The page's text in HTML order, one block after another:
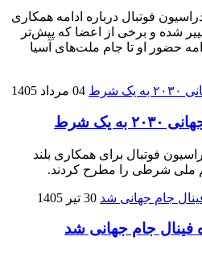
فوتبال درباره ادامه همکاری
شده و برخی از اعضا که پیش‌تر
حضور او تا جام ملت‌های آسیا
04 مرداد 1405
یک شرط
فوتبال برای همکاری بلند
ملی شرطی را مطرح کردند.
30 تیر 1405
جام جهانی شد